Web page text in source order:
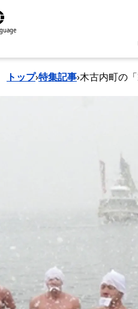
トップ›特集記事›木古内町の